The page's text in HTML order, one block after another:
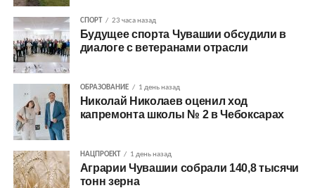
СПОРТ 23 часа назад
Будущее спорта Чувашии обсудили в
диалоге с ветеранами отрасли
ОБРАЗОВАНИЕ 1 день назад
Николай Николаев оценил ход
капремонта школы № 2 в Чебоксарах
НАЦПРОЕКТ 1 день назад
Аграрии Чувашии собрали 140,8 тысячи
тонн зерна